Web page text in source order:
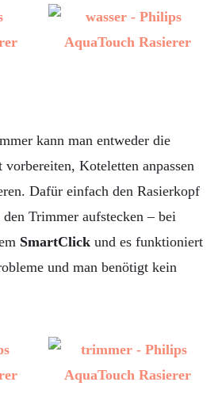
kann man entweder die
Koteletten anpassen
Dafür einfach den Rasierkopf
Trimmer aufstecken – bei
SmartClick und es funktioniert
und man benötigt kein